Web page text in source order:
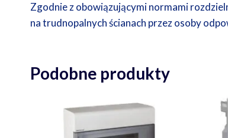
Zgodnie z obowiązującymi normami
na trudnopalnych ścianach przez osoby
Podobne produkty